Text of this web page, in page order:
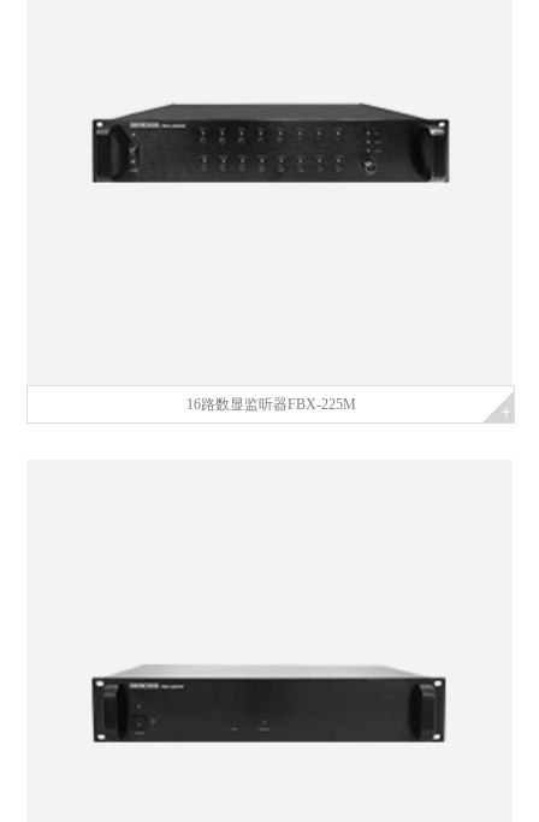
16路数显监听器FBX-225M